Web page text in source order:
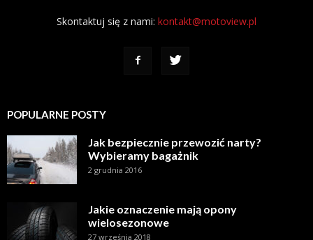
Skontaktuj się z nami: kontakt@motoview.pl
POPULARNE POSTY
Jak bezpiecznie przewozić narty?
Wybieramy bagażnik
2 grudnia 2016
Jakie oznaczenie mają opony
wielosezonowe
27 września 2018